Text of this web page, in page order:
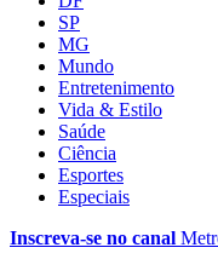
SP
MG
Mundo
Entretenimento
Vida & Estilo
Saúde
Ciência
Esportes
Especiais
Inscreva-se no canal